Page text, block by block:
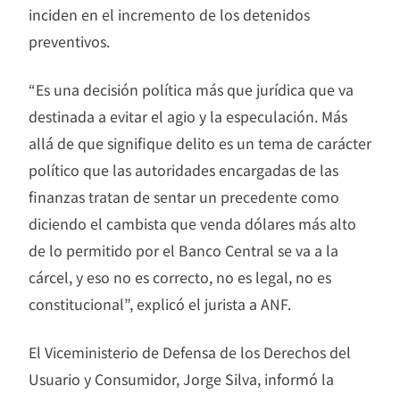
inciden en el incremento de los detenidos
preventivos.
“Es una decisión política más que jurídica que va
destinada a evitar el agio y la especulación. Más
allá de que signifique delito es un tema de carácter
político que las autoridades encargadas de las
finanzas tratan de sentar un precedente como
diciendo el cambista que venda dólares más alto
de lo permitido por el Banco Central se va a la
cárcel, y eso no es correcto, no es legal, no es
constitucional”, explicó el jurista a ANF.
El Viceministerio de Defensa de los Derechos del
Usuario y Consumidor, Jorge Silva, informó la